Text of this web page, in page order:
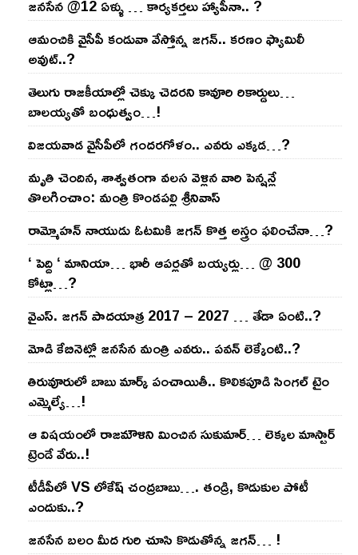
ఆమంచికి వైసీపీ కండువా వేస్తోన్న జ‌గ‌న్‌.. క‌ర‌ణం ఫ్యామిలీ
అవుట్‌..?
తెలుగు రాజ‌కీయాల్లో చెక్కు చెద‌ర‌ని కావూరి రికార్డులు…
బాల‌య్యతో బంధుత్వం…!
విజ‌య‌వాడ వైసీపీలో గంద‌ర‌గోళం.. ఎవ‌రు ఎక్క‌డ‌…?
మృతి చెందిన, శాశ్వతంగా వలస వెళ్లిన వారి పెన్ష‌న్లే
తొల‌గించాం: మంత్రి కొండపల్లి శ్రీనివాస్
రామ్మోహ‌న్ నాయుడు ఓట‌మికి జ‌గ‌న్ కొత్త అస్త్రం ఫ‌లించేనా…?
‘ పెద్ది ‘ మానియా… భారీ ఆప‌ర్ల‌తో బ‌య్య‌ర్లు… @ 300
కోట్లా…?
వైఎస్‌. జ‌గ‌న్ పాద‌యాత్ర 2017 – 2027 … తేడా ఏంటి..?
మోడి కేబినెట్లో జ‌నసేన మంత్రి ఎవ‌రు.. ప‌వ‌న్ లెక్కేంటి..?
తిరువూరులో బాబు మార్క్ పంచాయితీ.. కొలిక‌పూడి సింగ‌ల్ టైం
ఎమ్మెల్యే…!
ఆ విష‌యంలో రాజ‌మౌళిని మించిన సుకుమార్‌… లెక్క‌ల మాస్టార్
ట్రెండే వేరు..!
టీడీపీలో VS లోకేష్ చంద్ర‌బాబు…. తండ్రి, కొడుకుల పోటీ
ఎందుకు..?
జ‌న‌సేన బ‌లం మీద గురి చూసి కొడుతోన్న జ‌గ‌న్‌… !